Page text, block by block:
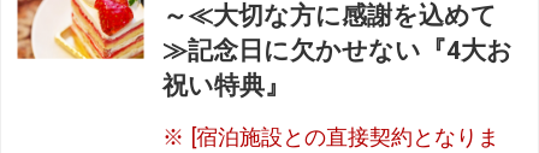
～≪大切な方に感謝を込めて
≫記念日に欠かせない『4大お
祝い特典』
[宿泊施設との直接契約となりま